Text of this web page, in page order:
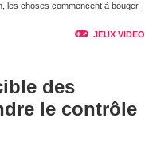
les choses commencent à bouger.
JEUX VIDEO
des
le contrôle